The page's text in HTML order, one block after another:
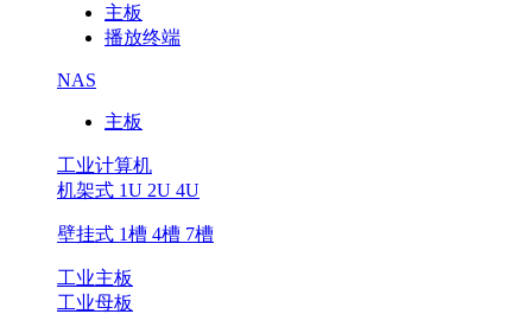
主板
播放终端
NAS
主板
工业计算机
机架式 1U 2U 4U
壁挂式 1槽 4槽 7槽
工业主板
工业母板